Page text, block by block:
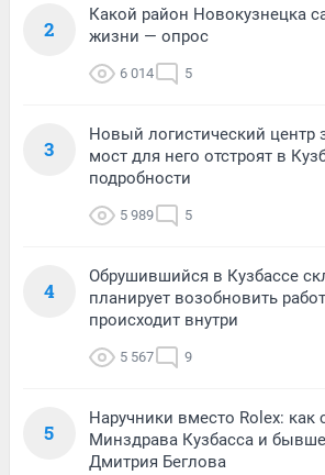
2
Какой район Новокузнецка
жизни — опрос
6 014 5
3
Новый логистический центр
мост для него отстроят в
подробности
5 989 5
4
Обрушившийся в Кузбассе
планирует возобновить
происходит внутри
5 567 9
5
Наручники вместо Rolex: как
Минздрава Кузбасса и
Дмитрия Беглова